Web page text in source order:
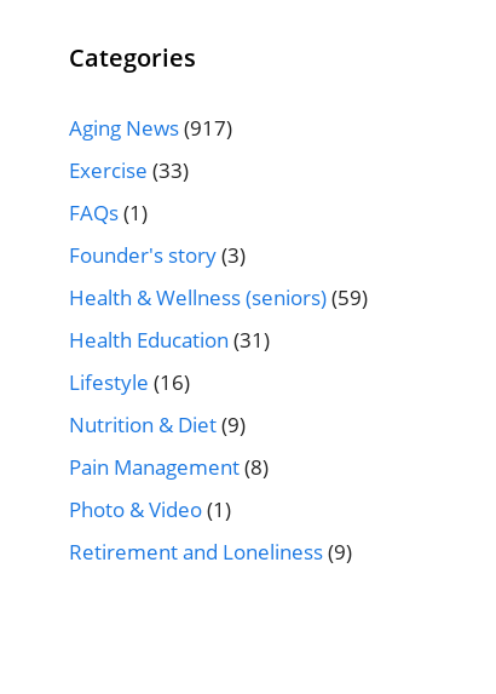
Categories
Aging News(917)
Exercise (33)
FAQs(1)
Founder's story(3)
Health & Wellness (seniors)(59)
Health Education (31)
Lifestyle (16)
Nutrition & Diet(9)
Pain Management(8)
Photo & Video(1)
Retirement and Loneliness(9)